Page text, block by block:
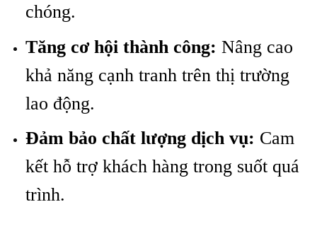
chóng.
Tăng cơ hội thành công: Nâng cao
khả năng cạnh tranh trên thị trường
lao động.
Đảm bảo chất lượng dịch vụ: Cam
kết hỗ trợ khách hàng trong suốt quá
trình.